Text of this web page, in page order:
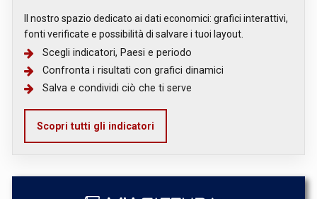
Il nostro spazio dedicato ai dati economici: grafici interattivi,
fonti verificate e possibilità di salvare i tuoi layout.
Scegli indicatori, Paesi e periodo
Confronta i risultati con grafici dinamici
Salva e condividi ciò che ti serve
Scopri tutti gli indicatori